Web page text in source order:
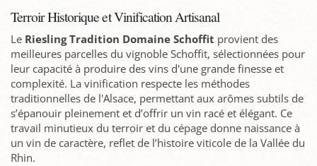
Terroir Historique et Vinification Artisanal
Le Riesling Tradition Domaine Schoffit provient des
meilleures parcelles du vignoble Schoffit, sélectionnées pour
leur capacité à produire des vins d'une grande finesse et
complexité. La vinification respecte les méthodes
traditionnelles de l'Alsace, permettant aux arômes subtils de
s’épanouir pleinement et d’offrir un vin racé et élégant. Ce
travail minutieux du terroir et du cépage donne naissance à
un vin de caractère, reflet de l’histoire viticole de la Vallée du
Rhin.